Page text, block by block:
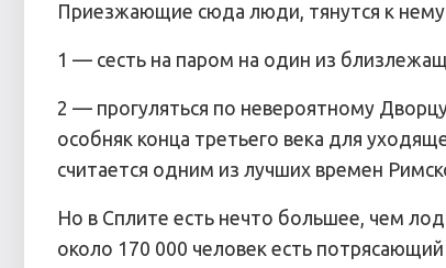
Приезжающие сюда люди, тянутся к
1 — сесть на паром на один из
2 — прогуляться по невероятному
особняк конца третьего века для
считается одним из лучших времен
Но в Сплите есть нечто большее, чем
около 170 000 человек есть